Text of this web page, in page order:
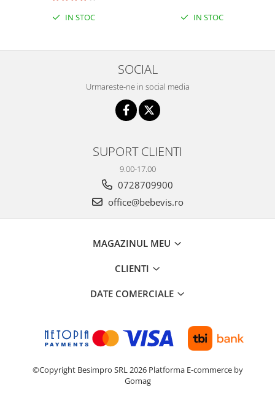
Jucarii pentru copii
Aparate Fitness Multifunctionale
Aparate Fitness de Vaslit
Aparate Vibromasaj si accesorii
Bare - Discuri - Greutati
sau Yoga
Alte Sporturi
Mingi fitness si medicinale
IN STOC IN STOC
SOCIAL
Urmareste-ne in social media
SUPORT CLIENTI
9.00-17.00
0728709900
office@bebevis.ro
MAGAZINUL MEU
CLIENTI
DATE COMERCIALE
©Copyright Besimpro SRL 2026 Platforma E-commerce by
Gomag